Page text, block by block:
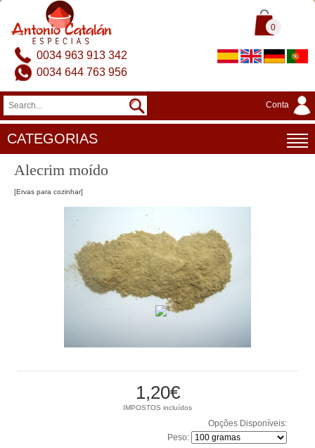
0
0034 963 913 342
0034 644 763 956
Conta
CATEGORIAS
Alecrim moído
[Ervas para cozinhar]
1,20€
IMPOSTOS incluídos
Opções Disponíveis:
Peso: